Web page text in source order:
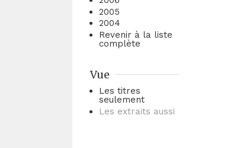
2005
2004
Revenir à la liste
complète
Vue
Les titres
seulement
Les extraits aussi